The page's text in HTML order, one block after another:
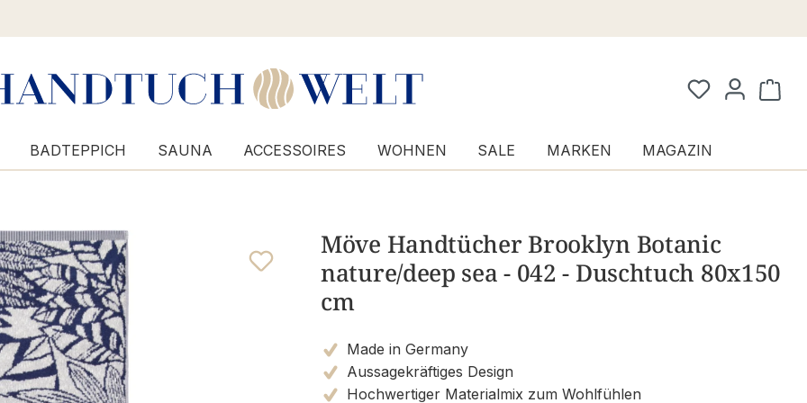
BADTEPPICH SAUNA ACCESSOIRES WOHNEN SALE MARKEN MAGAZIN
Möve Handtücher Brooklyn Botanic
nature/deep sea - 042 - Duschtuch 80x150
cm
Made in Germany
Aussagekräftiges Design
Hochwertiger Materialmix zum Wohlfühlen